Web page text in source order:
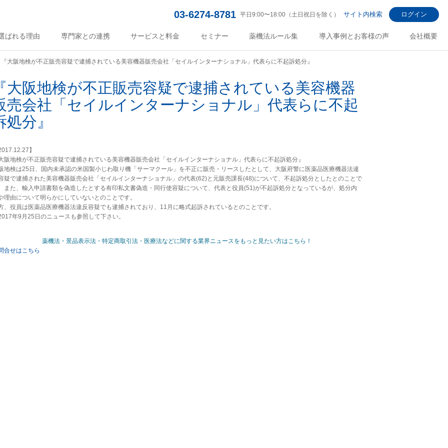
03-6274-8781 平日9:00〜18:00（土日祝日を除く） サイト内検索 ログイン
ばれる理由 専門家との連携 サービスと料金 セミナー 薬機法ルール集 導入事例とお客様の声 会社概要
『大阪地検が不正販売容疑で逮捕されている美容機器販売会社「セイルインターナショナル」代表らに不起訴処分』
大阪地検が不正販売容疑で逮捕されている美容機器
売会社「セイルインターナショナル」代表らに不起
処分』
】
阪地検が不正販売容疑で逮捕されている美容機器販売会社「セイルインターナショナル」代表らに不起訴処分』
地検は25日、国内未承認の米国製小じわ取り機「サーマクール」を不正に販売・リースしたとして、大阪府警に医薬品医療機器法違
疑で逮捕された美容機器販売会社「セイルインターナショナル」の代表(62)と元販売課長(48)について、不起訴処分としたとのことで
また、輸入申請書類を偽造したとする有印私文書偽造・同行使容疑について、代表と役員(51)が不起訴処分となっているが、処分内
理由について明らかにしていないとのことです。
、役員は医薬品医療機器法違反容疑でも逮捕されており、11月に略式起訴されているとのことです。
年9月25日のニュースも参照して下さい。
薬機法・景品表示法・特定商取引法・医療法などに関する業界ニュースをもっと見たい方はこちら！
合せはこちら